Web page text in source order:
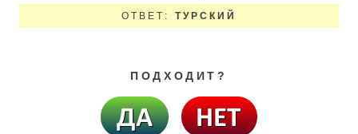
ОТВЕТ: ТУРСКИЙ
ПОДХОДИТ?